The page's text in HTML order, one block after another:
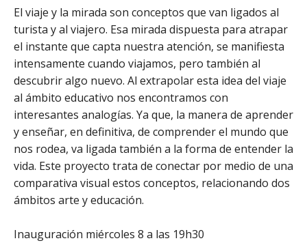
El viaje y la mirada son conceptos que van ligados al
turista y al viajero. Esa mirada dispuesta para atrapar
el instante que capta nuestra atención, se manifiesta
intensamente cuando viajamos, pero también al
descubrir algo nuevo. Al extrapolar esta idea del viaje
al ámbito educativo nos encontramos con
interesantes analogías. Ya que, la manera de aprender
y enseñar, en definitiva, de comprender el mundo que
nos rodea, va ligada también a la forma de entender la
vida. Este proyecto trata de conectar por medio de una
comparativa visual estos conceptos, relacionando dos
ámbitos arte y educación.
Inauguración miércoles 8 a las 19h30